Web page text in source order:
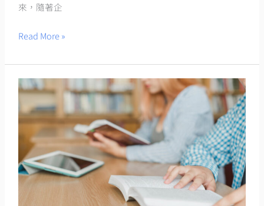
來，隨著企
的
年
心
得
分
享
Read More »
參
加
外
部
訓
練